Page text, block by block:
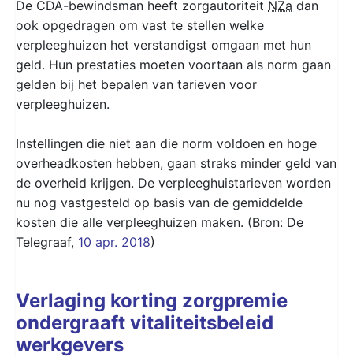
De CDA-bewindsman heeft zorgautoriteit NZa dan
ook opgedragen om vast te stellen welke
verpleeghuizen het verstandigst omgaan met hun
geld. Hun prestaties moeten voortaan als norm gaan
gelden bij het bepalen van tarieven voor
verpleeghuizen.
Instellingen die niet aan die norm voldoen en hoge
overheadkosten hebben, gaan straks minder geld van
de overheid krijgen. De verpleeghuistarieven worden
nu nog vastgesteld op basis van de gemiddelde
kosten die alle verpleeghuizen maken. (Bron: De
Telegraaf, 10 apr. 2018)
Verlaging korting zorgpremie
ondergraaft vitaliteitsbeleid
werkgevers